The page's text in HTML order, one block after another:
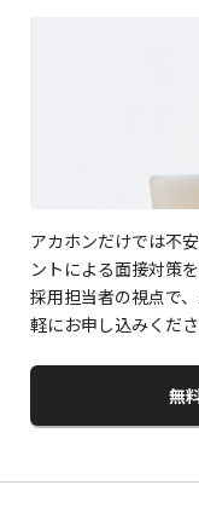
アカホンだけでは不
ントによる面接対策
採用担当者の視点で
軽にお申し込みくださ
無